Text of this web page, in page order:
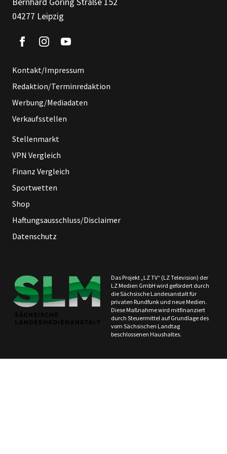
04277 Leipzig
Kontakt/Impressum
Redaktion/Terminredaktion
Werbung/Mediadaten
Verkaufsstellen
Stellenmarkt
VPN Vergleich
Finanz Vergleich
Sportwetten
Shop
Haftungsausschluss/Disclaimer
Datenschutz
Das Projekt „LZ TV“ (LZ Television) der
LZ Medien GmbH wird gefördert durch
die Sächsische Landesanstalt für
privaten Rundfunk und neue Medien.
Diese Maßnahme wird mitfinanziert
durch Steuermittel auf Grundlage des
vom Sächsischen Landtag
beschlossenen Haushaltes.